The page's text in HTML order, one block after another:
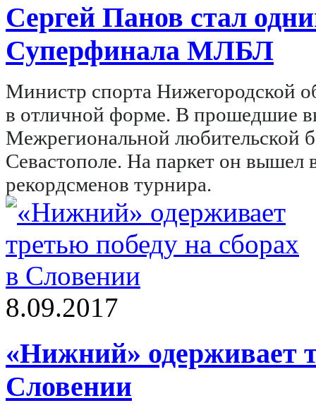
Сергей Панов стал
Суперфинала МЛБЛ
Министр спорта Нижегородской
в отличной форме. В прошедшие
Межрегиональной любительской
Севастополе. На паркет он вышел
рекордсменов турнира.
8.09.2017
«Нижний» одерживает
Словении